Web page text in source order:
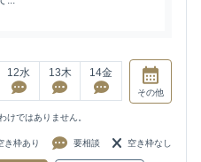
12水 13木 14金
その他
けではありません。
き枠あり 要相談 空き枠なし